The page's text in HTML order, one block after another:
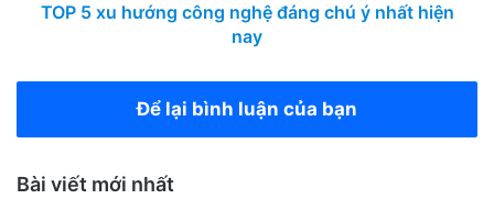
TOP 5 xu hướng công nghệ đáng chú ý nhất hiện
nay
Để lại bình luận của bạn
Bài viết mới nhất